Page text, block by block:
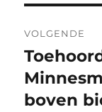
VOLGENDE
Volgend
bericht:
boven